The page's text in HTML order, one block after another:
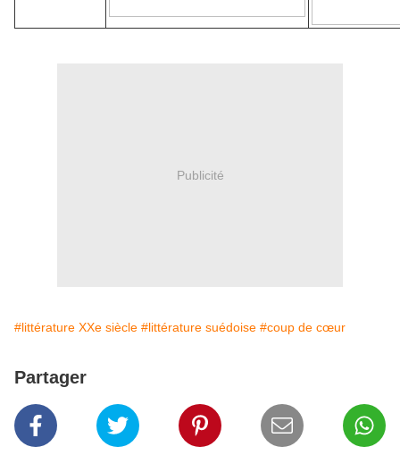
Publicité
#littérature XXe siècle #littérature suédoise #coup de cœur
Partager